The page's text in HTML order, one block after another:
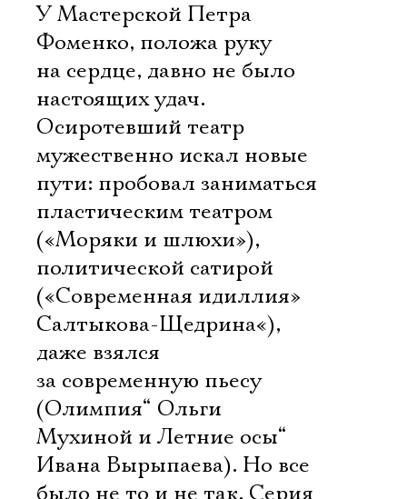
У Мастерской Петра
Фоменко, положа руку
на сердце, давно не было
настоящих удач.
Осиротевший театр
мужественно искал новые
пути: пробовал заниматься
пластическим театром
(«Моряки и шлюхи»),
политической сатирой
(«Современная идиллия»
Салтыкова-Щедрина«),
даже взялся
за современную пьесу
(Олимпия“ Ольги
Мухиной и Летние осы“
Ивана Вырыпаева). Но все
было не то и не так. Серия